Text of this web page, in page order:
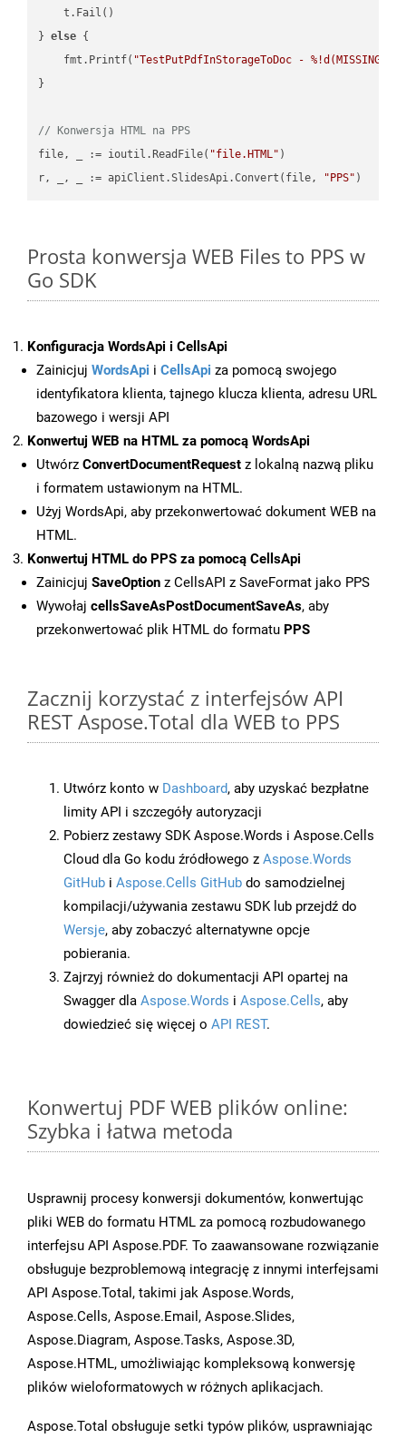
    t.Fail()
} else {
    fmt.Printf(
"TestPutPdfInStorageToDoc - %!d(MISSING)\n"
}
// Konwersja HTML na PPS
file, _ := ioutil.ReadFile( "file.HTML" )
r, _, _ := apiClient.SlidesApi.Convert(file,
"PPS"
Prosta konwersja WEB Files to PPS w
Go SDK
Konfiguracja WordsApi i CellsApi
Zainicjuj WordsApi i CellsApi za pomocą swojego
identyfikatora klienta, tajnego klucza klienta, adresu URL
bazowego i wersji API
Konwertuj WEB na HTML za pomocą WordsApi
Utwórz ConvertDocumentRequest z lokalną nazwą pliku
i formatem ustawionym na HTML.
Użyj WordsApi, aby przekonwertować dokument WEB na
HTML.
Konwertuj HTML do PPS za pomocą CellsApi
Zainicjuj SaveOption z CellsAPI z SaveFormat jako PPS
Wywołaj cellsSaveAsPostDocumentSaveAs, aby
przekonwertować plik HTML do formatu PPS
Zacznij korzystać z interfejsów API
REST Aspose.Total dla WEB to PPS
Utwórz konto w Dashboard, aby uzyskać bezpłatne
limity API i szczegóły autoryzacji
Pobierz zestawy SDK Aspose.Words i Aspose.Cells
Cloud dla Go kodu źródłowego z Aspose.Words
GitHub i Aspose.Cells GitHub do samodzielnej
kompilacji/używania zestawu SDK lub przejdź do
Wersje, aby zobaczyć alternatywne opcje
pobierania.
Zajrzyj również do dokumentacji API opartej na
Swagger dla Aspose.Words i Aspose.Cells, aby
dowiedzieć się więcej o API REST.
Konwertuj PDF WEB plików online:
Szybka i łatwa metoda
Usprawnij procesy konwersji dokumentów, konwertując
pliki WEB do formatu HTML za pomocą rozbudowanego
interfejsu API Aspose.PDF. To zaawansowane rozwiązanie
obsługuje bezproblemową integrację z innymi interfejsami
API Aspose.Total, takimi jak Aspose.Words,
Aspose.Cells, Aspose.Email, Aspose.Slides,
Aspose.Diagram, Aspose.Tasks, Aspose.3D,
Aspose.HTML, umożliwiając kompleksową konwersję
plików wieloformatowych w różnych aplikacjach.
Aspose.Total obsługuje setki typów plików, usprawniając